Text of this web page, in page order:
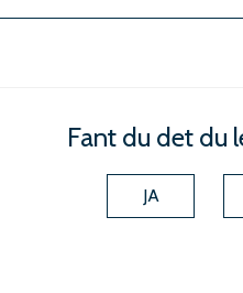
Fant du det du
JA